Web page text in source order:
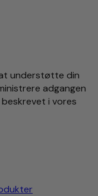
understøtte din
adgangen
i vores